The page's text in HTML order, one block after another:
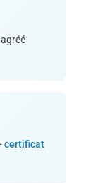
agréé
certificat